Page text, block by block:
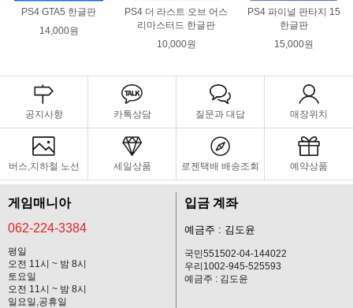
PS4 GTA5 한글판
14,000원
PS4 더 라스트 오브 어스
리마스터드 한글판
10,000원
PS4 파이널 판타지 15
한글판
15,000원
공지사항 카톡상담 질문과 대답 매장위치
버스,지하철 노선 세일상품 로젠택배 배송조회 예약상품
게임매니아
062-224-3384
평일
오전 11시 ~ 밤 8시
토요일
오전 11시 ~ 밤 8시
일요일,공휴일
입금 계좌
예금주 : 김도윤
국민551502-04-144022
우리1002-945-525593
예금주 : 김도윤